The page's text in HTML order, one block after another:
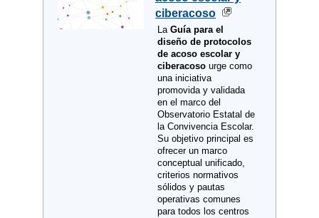
ciberacoso
LaGuía para el
diseño de protocolos
de acoso escolar y
ciberacoso urge como
una iniciativa
promovida y validada
en el marco del
Observatorio Estatal de
la Convivencia Escolar.
Su objetivo principal es
ofrecer un marco
conceptual unificado,
criterios normativos
sólidos y pautas
operativas comunes
para todos los centros